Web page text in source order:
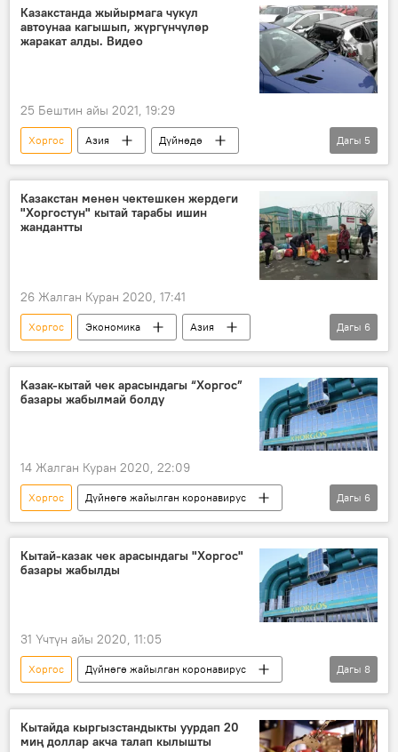
Аскар Салымбеков
"Дордой"
бизнесмен
атаандаштык
Казакстанда жыйырмага чукул
автоунаа кагышып, жүргүнчүлөр
жаракат алды. Видео
25 Бештин айы 2021, 19:29
Хоргос Азия
Дүйнөдө
Казакстан
жол
туман
жол кырсык
тайгалак
Дагы 5
Казакстан менен чектешкен жердеги
"Хоргостун" кытай тарабы ишин
жандантты
26 Жалган Куран 2020, 17:41
Хоргос Экономика
Азия
Дүйнөдө
Жаңылыктар
Кытай
соода борбору
Дүйнөгө жайылган коронавирус
Дагы 6
Казак-кытай чек арасындагы “Хоргос”
базары жабылмай болду
14 Жалган Куран 2020, 22:09
Хоргос
Дүйнөгө жайылган коронавирус
Жаңылыктар
Коом
Азия
Дүйнөдө
Казакстан коронавирус
Дагы 6
Кытай-казак чек арасындагы "Хоргос"
базары жабылды
31 Үчтүн айы 2020, 11:05
Хоргос
Дүйнөгө жайылган коронавирус
Жаңылыктар
Коом
Дүйнөдө
Азия
Кытай
коронавирус
Кыргызстан
Дагы 8
Кытайда кыргызстандыкты уурдап 20
миң доллар акча талап кылышты